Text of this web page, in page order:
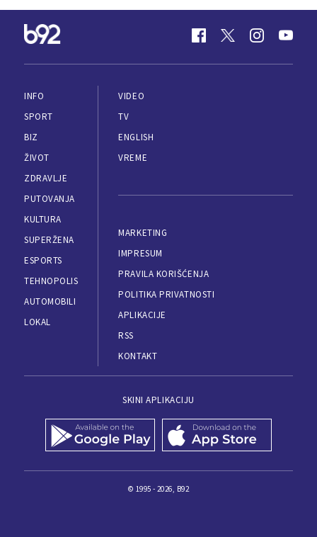
INFO
SPORT
BIZ
ŽIVOT
ZDRAVLJE
PUTOVANJA
KULTURA
SUPERŽENA
ESPORTS
TEHNOPOLIS
AUTOMOBILI
LOKAL
VIDEO
TV
ENGLISH
VREME
MARKETING
IMPRESUM
PRAVILA KORIŠĆENJA
POLITIKA PRIVATNOSTI
APLIKACIJE
RSS
KONTAKT
SKINI APLIKACIJU
© 1995 - 2026, B92